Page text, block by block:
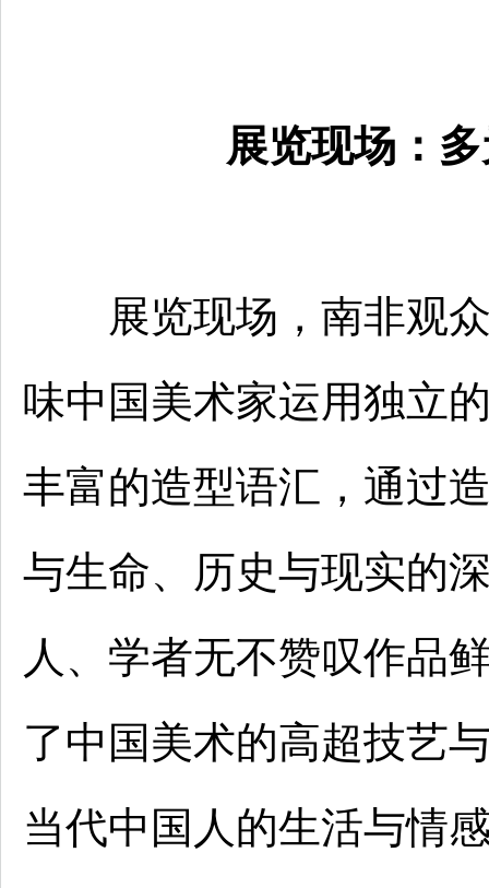
展览现场：
展览现场，南非观众
味中国美术家运用独立
丰富的造型语汇，通过
与生命、历史与现实的
人、学者无不赞叹作品
了中国美术的高超技艺
当代中国人的生活与情